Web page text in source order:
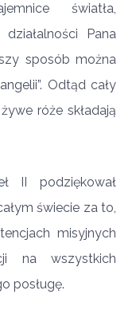
światła,
Pana
sposób można
Odtąd cały
róże składają
II podziękował
świecie za to,
misyjnych
na wszystkich
posługę.